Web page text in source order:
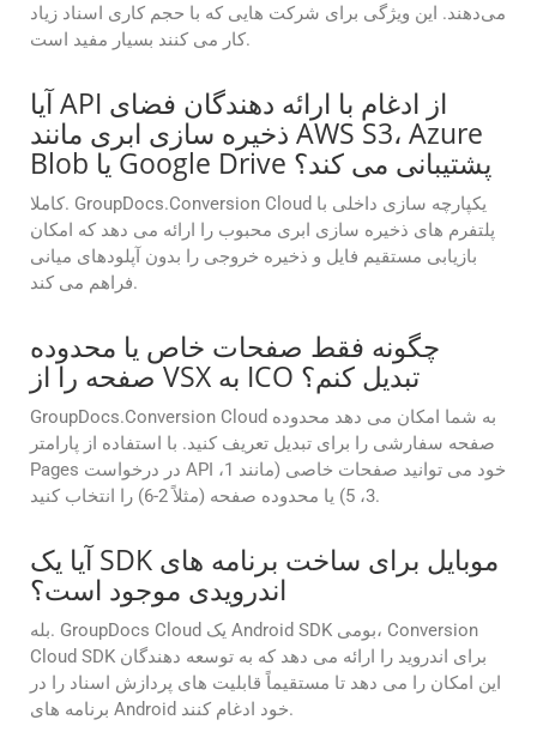
می‌دهند. این ویژگی برای شرکت هایی که با حجم کاری اسناد زیاد
کار می کنند بسیار مفید است.
آیا API از ادغام با ارائه دهندگان فضای
ذخیره سازی ابری مانند AWS S3، Azure
Blob یا Google Drive پشتیبانی می کند؟
کاملا. GroupDocs.Conversion Cloud یکپارچه سازی داخلی با
پلتفرم های ذخیره سازی ابری محبوب را ارائه می دهد که امکان
بازیابی مستقیم فایل و ذخیره خروجی را بدون آپلودهای میانی
فراهم می کند.
چگونه فقط صفحات خاص یا محدوده
صفحه را از VSX به ICO تبدیل کنم؟
GroupDocs.Conversion Cloud به شما امکان می دهد محدوده
صفحه سفارشی را برای تبدیل تعریف کنید. با استفاده از پارامتر
Pages در درخواست API خود می توانید صفحات خاصی (مانند 1،
3، 5) یا محدوده صفحه (مثلاً 2-6) را انتخاب کنید.
آیا یک SDK موبایل برای ساخت برنامه های
اندرویدی موجود است؟
بله. GroupDocs Cloud یک Android SDK بومی، Conversion
Cloud SDK برای اندروید را ارائه می دهد که به توسعه دهندگان
این امکان را می دهد تا مستقیماً قابلیت های پردازش اسناد را در
برنامه های Android خود ادغام کنند.